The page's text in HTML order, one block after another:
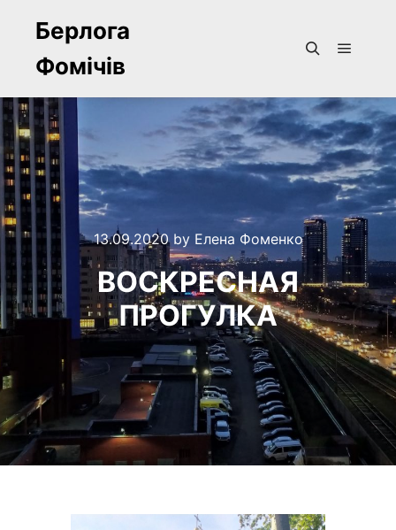
Берлога
Фомічів
13.09.2020by Елена Фоменко
ВОСКРЕСНАЯ
ПРОГУЛКА